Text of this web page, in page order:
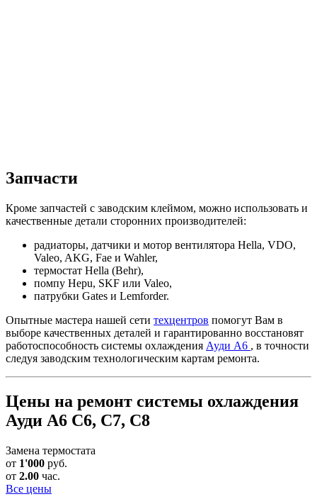
Запчасти
Кроме запчастей с заводским клеймом, можно использовать и
качественные детали сторонних производителей:
радиаторы, датчики и мотор вентилятора Hella, VDO,
Valeo, AKG, Fae и Wahler,
термостат Hella (Behr),
помпу Hepu, SKF или Valeo,
патрубки Gates и Lemforder.
Опытные мастера нашей сети техцентров помогут Вам в
выборе качественных деталей и гарантированно восстановят
работоспособность системы охлаждения Ауди А6 , в точности
следуя заводским технологическим картам ремонта.
Цены на ремонт системы охлаждения
Ауди А6 С6, С7, С8
Замена термостата
от 1'000 руб.
от 2.00 час.
Все цены